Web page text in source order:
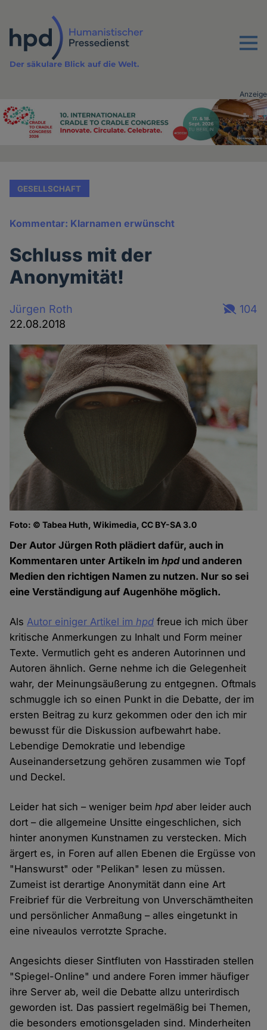
Inhalt
Menu
Der säkulare Blick auf die Welt.
Advertising
Anzeige
GESELLSCHAFT
Kommentar: Klarnamen erwünscht
Schluss mit der
Anonymität!
Jürgen Roth
22.08.2018
104
Foto: © Tabea Huth, Wikimedia, CC BY-SA 3.0
Der Autor Jürgen Roth plädiert dafür, auch in
Kommentaren unter Artikeln imhpdund anderen
Medien den richtigen Namen zu nutzen. Nur so sei
eine Verständigung auf Augenhöhe möglich.
AlsAutor einiger Artikel imhpd freue ich mich über
kritische Anmerkungen zu Inhalt und Form meiner
Texte. Vermutlich geht es anderen Autorinnen und
Autoren ähnlich. Gerne nehme ich die Gelegenheit
wahr, der Meinungsäußerung zu entgegnen. Oftmals
schmuggle ich so einen Punkt in die Debatte, der im
ersten Beitrag zu kurz gekommen oder den ich mir
bewusst für die Diskussion aufbewahrt habe.
Lebendige Demokratie und lebendige
Auseinandersetzung gehören zusammen wie Topf
und Deckel.
Leider hat sich – weniger beimhpd aber leider auch
dort – die allgemeine Unsitte eingeschlichen, sich
hinter anonymen Kunstnamen zu verstecken. Mich
ärgert es, in Foren auf allen Ebenen die Ergüsse von
"Hanswurst" oder "Pelikan" lesen zu müssen.
Zumeist ist derartige Anonymität dann eine Art
Freibrief für die Verbreitung von Unverschämtheiten
und persönlicher Anmaßung – alles eingetunkt in
eine niveaulos verrotzte Sprache.
Angesichts dieser Sintfluten von Hasstiraden stellen
"Spiegel-Online" und andere Foren immer häufiger
ihre Server ab, weil die Debatte allzu unterirdisch
geworden ist. Das passiert regelmäßig bei Themen,
die besonders emotionsgeladen sind. Minderheiten